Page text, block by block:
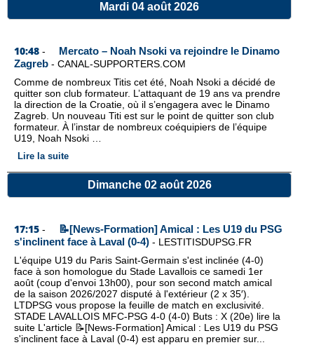
Mardi 04 août 2026
10:48 -
Mercato – Noah Nsoki va rejoindre le Dinamo
Zagreb - CANAL-SUPPORTERS.COM
Comme de nombreux Titis cet été, Noah Nsoki a décidé de
quitter son club formateur. L’attaquant de 19 ans va prendre
la direction de la Croatie, où il s’engagera avec le Dinamo
Zagreb. Un nouveau Titi est sur le point de quitter son club
formateur. À l’instar de nombreux coéquipiers de l’équipe
U19, Noah Nsoki …
Lire la suite
Dimanche 02 août 2026
17:15 -
📝[News-Formation] Amical : Les U19 du PSG
s'inclinent face à Laval (0-4) - LESTITISDUPSG.FR
L'équipe U19 du Paris Saint-Germain s'est inclinée (4-0)
face à son homologue du Stade Lavallois ce samedi 1er
août (coup d'envoi 13h00), pour son second match amical
de la saison 2026/2027 disputé à l'extérieur (2 x 35′).
LTDPSG vous propose la feuille de match en exclusivité.
STADE LAVALLOIS MFC-PSG 4-0 (4-0) Buts : X (20e) lire la
suite L'article 📝[News-Formation] Amical : Les U19 du PSG
s'inclinent face à Laval (0-4) est apparu en premier sur...